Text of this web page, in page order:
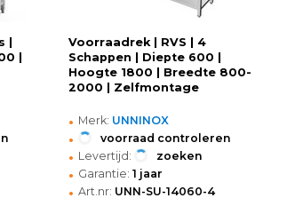
|
|
Voorraadrek | RVS | 4
Schappen | Diepte 600 |
Hoogte 1800 | Breedte 800-
2000 | Zelfmontage
• Merk: UNNINOX
• voorraad controleren
• Levertijd: zoeken
• Garantie: 1 jaar
• Art.nr: UNN-SU-14060-4